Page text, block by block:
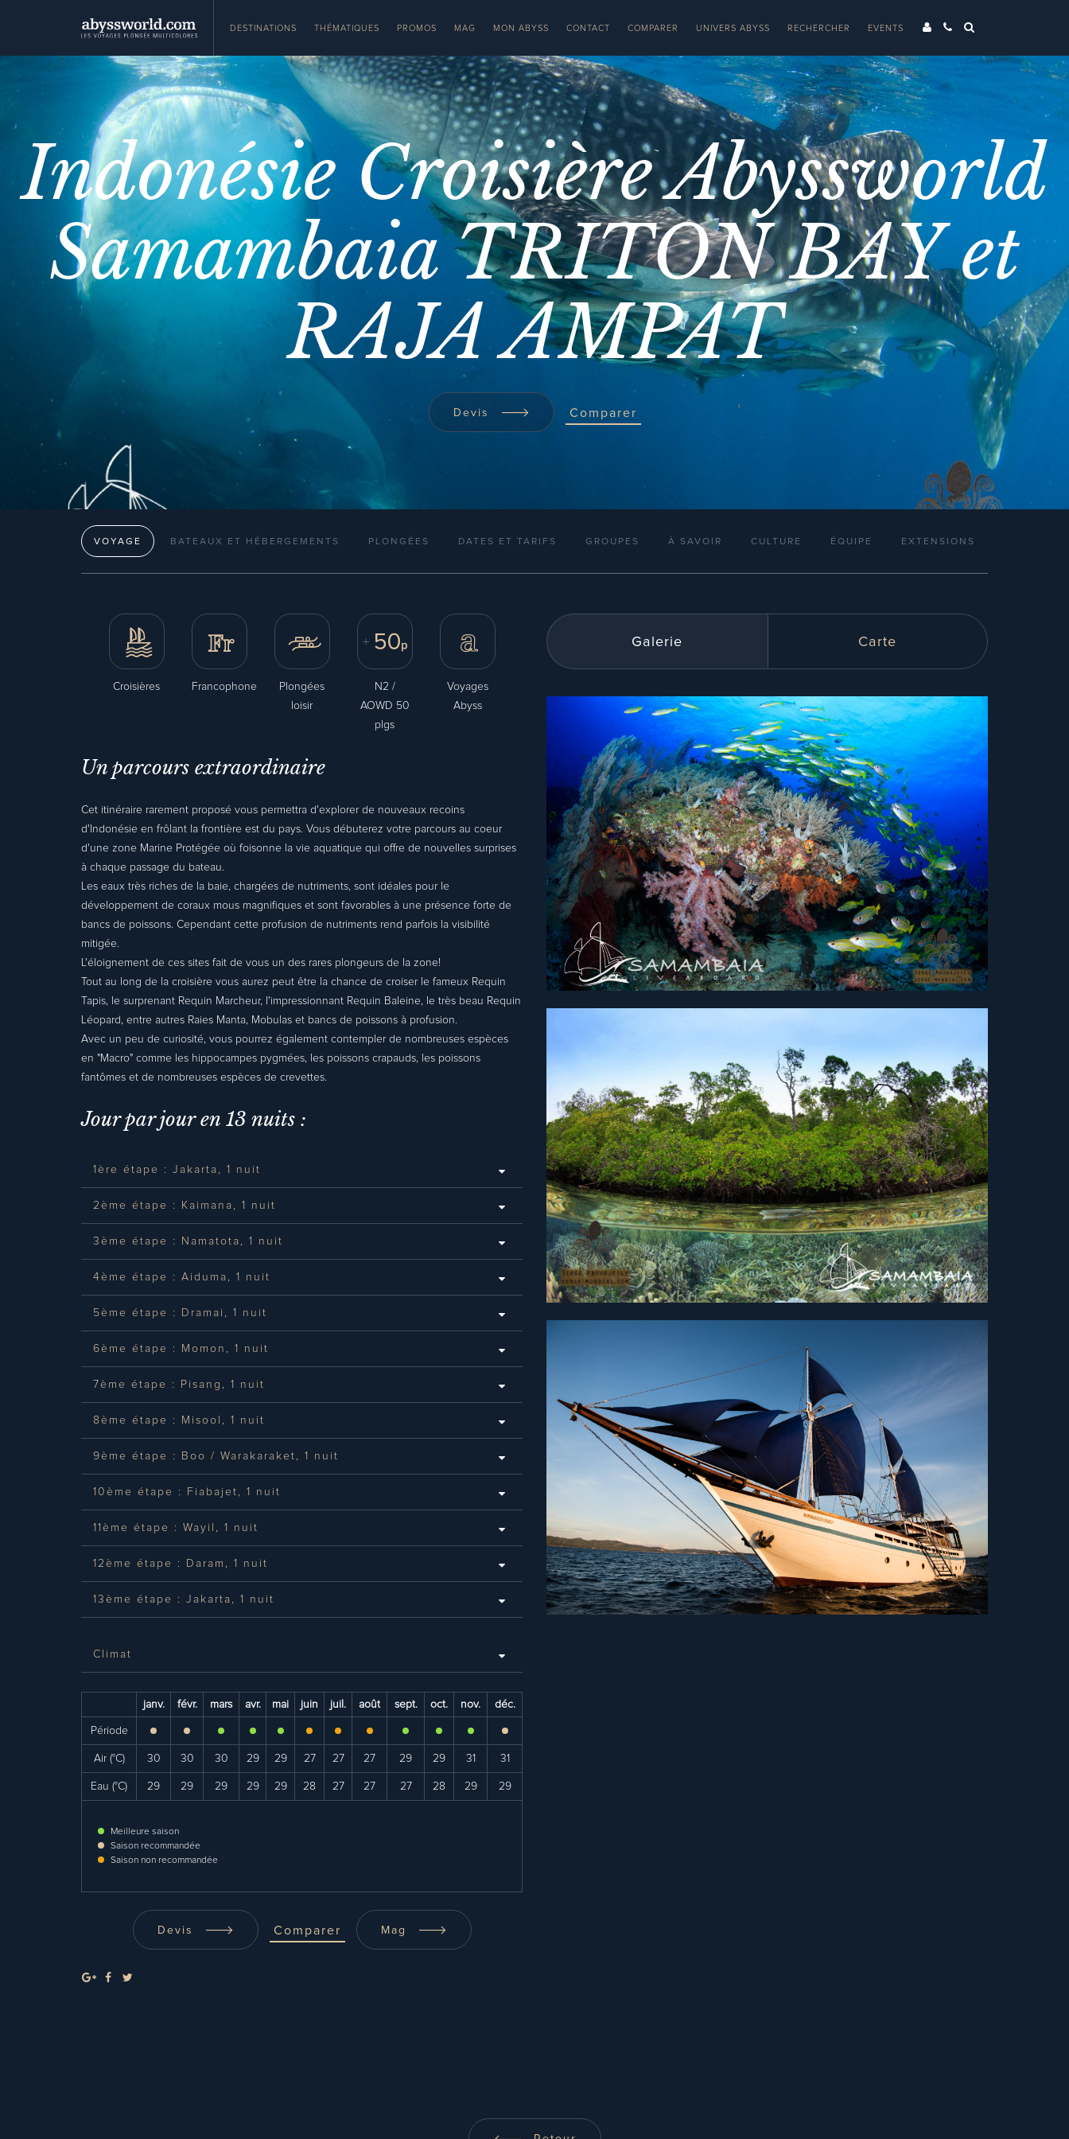
DESTINATIONS THÉMATIQUES PROMOS MAG MON ABYSS CONTACT COMPARER UNIVERS ABYSS RECHERCHER EVENTS
Indonésie Croisière Abyssworld
Samambaia TRITON BAY et
RAJA AMPAT
Devis Comparer
VOYAGE BATEAUX ET HÉBERGEMENTS PLONGÉES DATES ET TARIFS GROUPES À SAVOIR CULTURE ÉQUIPE EXTENSIONS
Croisières Francophone
Plongées
loisir
N2 /
AOWD 50
plgs
Voyages
Abyss
Un parcours extraordinaire
Cet itinéraire rarement proposé vous permettra d'explorer de nouveaux recoins
d'Indonésie en frôlant la frontière est du pays. Vous débuterez votre parcours au coeur
d'une zone Marine Protégée où foisonne la vie aquatique qui offre de nouvelles surprises
à chaque passage du bateau.
Les eaux très riches de la baie, chargées de nutriments, sont idéales pour le
développement de coraux mous magnifiques et sont favorables à une présence forte de
bancs de poissons. Cependant cette profusion de nutriments rend parfois la visibilité
mitigée.
L'éloignement de ces sites fait de vous un des rares plongeurs de la zone!
Tout au long de la croisière vous aurez peut être la chance de croiser le fameux Requin
Tapis, le surprenant Requin Marcheur, l'impressionnant Requin Baleine, le très beau Requin
Léopard, entre autres Raies Manta, Mobulas et bancs de poissons à profusion.
Avec un peu de curiosité, vous pourrez également contempler de nombreuses espèces
en "Macro" comme les hippocampes pygmées, les poissons crapauds, les poissons
fantômes et de nombreuses espèces de crevettes.
Jour par jour en 13 nuits :
1ère étape : Jakarta, 1 nuit
2ème étape : Kaimana, 1 nuit
3ème étape : Namatota, 1 nuit
4ème étape : Aiduma, 1 nuit
5ème étape : Dramai, 1 nuit
6ème étape : Momon, 1 nuit
7ème étape : Pisang, 1 nuit
8ème étape : Misool, 1 nuit
9ème étape : Boo / Warakaraket, 1 nuit
10ème étape : Fiabajet, 1 nuit
11ème étape : Wayil, 1 nuit
12ème étape : Daram, 1 nuit
13ème étape : Jakarta, 1 nuit
Climat
janv. févr. mars avr. mai juin juil. août sept. oct. nov. déc.
Période
Air (°C) 30 30 30 29 29 27 27 27 29 29 31 31
Eau (°C) 29 29 29 29 29 28 27 27 27 28 29 29
Meilleure saison
Saison recommandée
Saison non recommandée
Devis Comparer Mag
Galerie Carte